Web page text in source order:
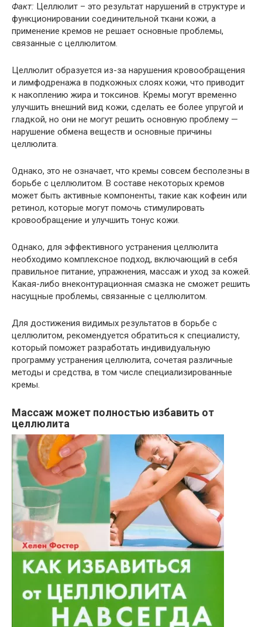
Факт: Целлюлит – это результат нарушений в структуре и
функционировании соединительной ткани кожи, а
применение кремов не решает основные проблемы,
связанные с целлюлитом.
Целлюлит образуется из-за нарушения кровообращения
и лимфодренажа в подкожных слоях кожи, что приводит
к накоплению жира и токсинов. Кремы могут временно
улучшить внешний вид кожи, сделать ее более упругой и
гладкой, но они не могут решить основную проблему —
нарушение обмена веществ и основные причины
целлюлита.
Однако, это не означает, что кремы совсем бесполезны в
борьбе с целлюлитом. В составе некоторых кремов
может быть активные компоненты, такие как кофеин или
ретинол, которые могут помочь стимулировать
кровообращение и улучшить тонус кожи.
Однако, для эффективного устранения целлюлита
необходимо комплексное подход, включающий в себя
правильное питание, упражнения, массаж и уход за кожей.
Какая-либо внеконтурационная смазка не сможет решить
насущные проблемы, связанные с целлюлитом.
Для достижения видимых результатов в борьбе с
целлюлитом, рекомендуется обратиться к специалисту,
который поможет разработать индивидуальную
программу устранения целлюлита, сочетая различные
методы и средства, в том числе специализированные
кремы.
Массаж может полностью избавить от
целлюлита